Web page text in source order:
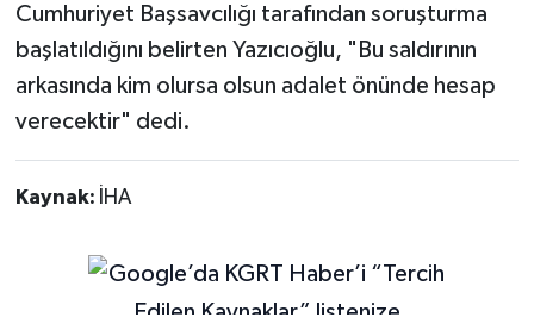
Cumhuriyet Başsavcılığı tarafından soruşturma
başlatıldığını belirten Yazıcıoğlu, "Bu saldırının
arkasında kim olursa olsun adalet önünde hesap
verecektir" dedi.
Kaynak: İHA